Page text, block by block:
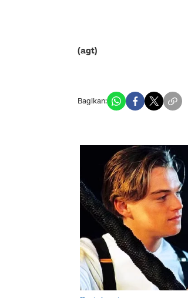
(agt)
Bagikan: